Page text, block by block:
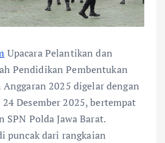
Upacara Pelantikan dan
Pendidikan Pembentukan
2025 digelar dengan
Desember 2025, bertempat
SPN Polda Jawa Barat.
puncak dari rangkaian